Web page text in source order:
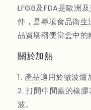
LFGB及FDA是歐洲
件，是專項食品衛
品質堪稱便當盒中的
關於加熱
1. 產品適用於微波爐
2. 打開中間蓋的橡
波。